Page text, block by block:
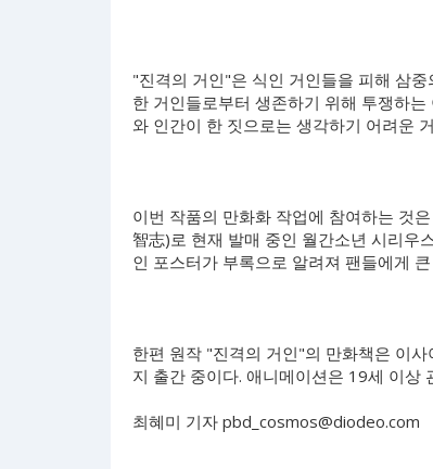
"진격의 거인"은 식인 거인들을 피해 삼
한 거인들로부터 생존하기 위해 투쟁하
와 인간이 한 짓으로는 생각하기 어려운
이번 작품의 만화화 작업에 참여하는 것
智志)로 현재 발매 중인 월간소년 시리우
인 포스터가 부록으로 알려져 팬들에게
한편 원작 "진격의 거인"의 만화책은 이
지 출간 중이다. 애니메이션은 19세 이상
최혜미 기자 pbd_cosmos@diodeo.com